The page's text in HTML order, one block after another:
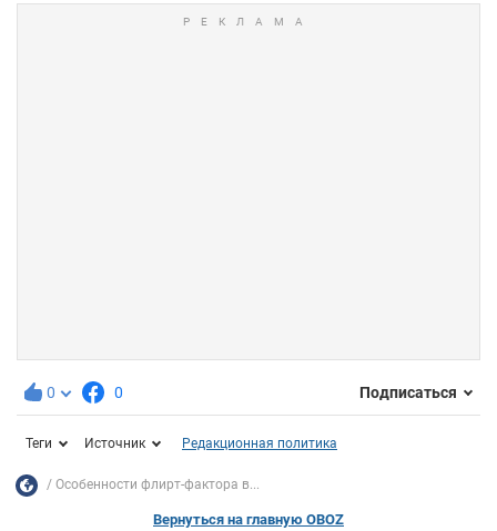
0 0 Подписаться
Теги Источник Редакционная политика
Особенности флирт-фактора в...
Вернуться на главную OBOZ